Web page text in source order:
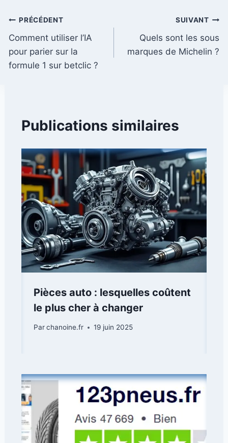
Navigation
de
l’article
PRÉCÉDENT
Comment utiliser l’IA
pour parier sur la
formule 1 sur betclic ?
SUIVANT
Quels sont les sous
marques de Michelin ?
Publications similaires
Pièces auto : lesquelles coûtent
le plus cher à changer
Parchanoine.fr 19 juin 2025